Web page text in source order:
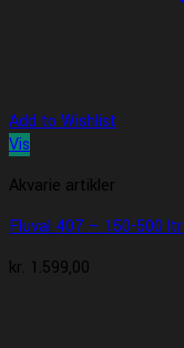
Add to Wishlist
Vis
Akvarie artikler
Fluval 407 – 150-500 ltr
kr. 1.599,00